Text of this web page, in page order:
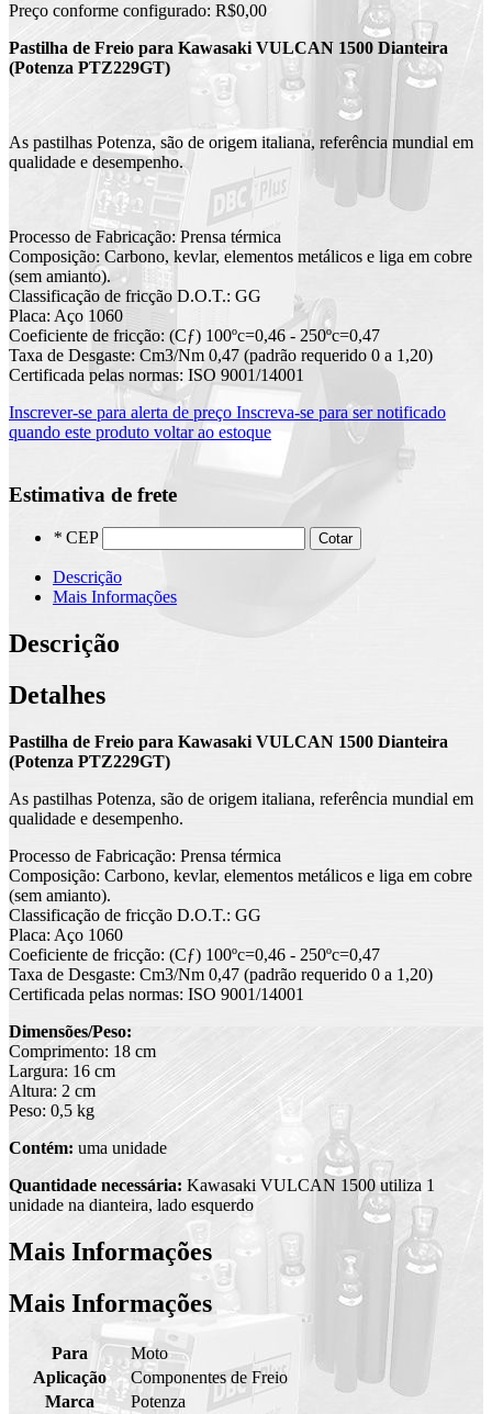
Preço conforme configurado: R$0,00
Pastilha de Freio para Kawasaki VULCAN 1500 Dianteira
(Potenza PTZ229GT)
As pastilhas Potenza, são de origem italiana, referência mundial em
qualidade e desempenho.
Processo de Fabricação: Prensa térmica
Composição: Carbono, kevlar, elementos metálicos e liga em cobre
(sem amianto).
Classificação de fricção D.O.T.: GG
Placa: Aço 1060
Coeficiente de fricção: (Cƒ) 100ºc=0,46 - 250ºc=0,47
Taxa de Desgaste: Cm3/Nm 0,47 (padrão requerido 0 a 1,20)
Certificada pelas normas: ISO 9001/14001
Inscrever-se para alerta de preço Inscreva-se para ser notificado
quando este produto voltar ao estoque
Estimativa de frete
* CEP Cotar
Descrição
Mais Informações
Descrição
Detalhes
Pastilha de Freio para Kawasaki VULCAN 1500 Dianteira
(Potenza PTZ229GT)
As pastilhas Potenza, são de origem italiana, referência mundial em
qualidade e desempenho.
Processo de Fabricação: Prensa térmica
Composição: Carbono, kevlar, elementos metálicos e liga em cobre
(sem amianto).
Classificação de fricção D.O.T.: GG
Placa: Aço 1060
Coeficiente de fricção: (Cƒ) 100ºc=0,46 - 250ºc=0,47
Taxa de Desgaste: Cm3/Nm 0,47 (padrão requerido 0 a 1,20)
Certificada pelas normas: ISO 9001/14001
Dimensões/Peso:
Comprimento: 18 cm
Largura: 16 cm
Altura: 2 cm
Peso: 0,5 kg
Contém: uma unidade
Quantidade necessária: Kawasaki VULCAN 1500 utiliza 1
unidade na dianteira, lado esquerdo
Mais Informações
Mais Informações
Para
Moto
Aplicação
Componentes de Freio
Marca
Potenza